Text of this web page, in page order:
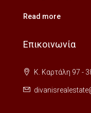
Read more
Επικοινωνία
Κ. Καρτάλη 97 -